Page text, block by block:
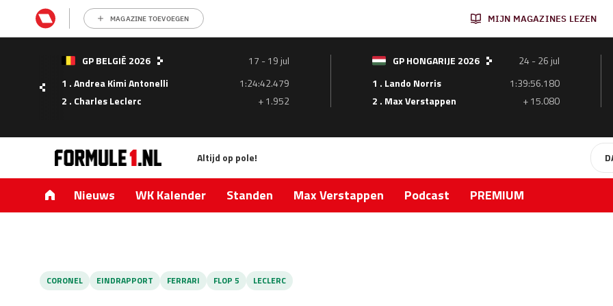
MAGAZINE TOEVOEGEN MIJN MAGAZINES LEZEN
GP BELGIË 2026
17 - 19 jul
1 . Andrea Kimi Antonelli
1:24:42.479
2 . Charles Leclerc
+ 1.952
GP HONGARIJE 2026
24 - 26 jul
1 . Lando Norris
1:39:56.180
2 . Max Verstappen
+ 15.080
Altijd op pole!
Nieuws WK Kalender Standen Max Verstappen Podcast PREMIUM
CORONEL EINDRAPPORT FERRARI FLOP 5 LECLERC